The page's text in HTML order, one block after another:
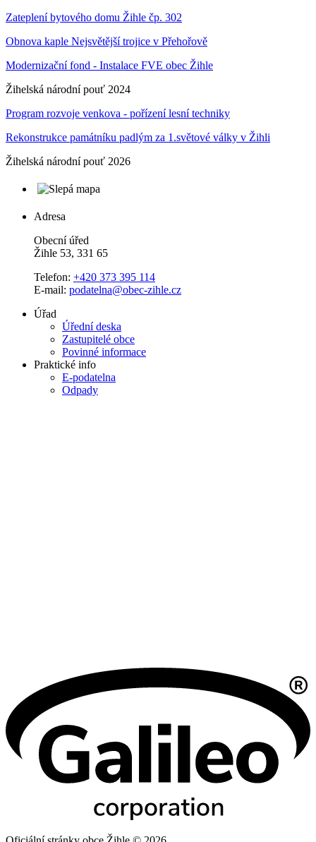
Zateplení bytového domu Žihle čp. 302
Obnova kaple Nejsvětější trojice v Přehořově
Modernizační fond - Instalace FVE obec Žihle
Žihelská národní pouť 2024
Program rozvoje venkova - pořízení lesní techniky
Rekonstrukce památníku padlým za 1.světové války v Žihli
Žihelská národní pouť 2026
Adresa
Obecní úřed
Žihle 53, 331 65
Telefon: +420 373 395 114
E-mail: podatelna@obec-zihle.cz
Úřad
Úřední deska
Zastupitelé obce
Povinné informace
Praktické info
E-podatelna
Odpady